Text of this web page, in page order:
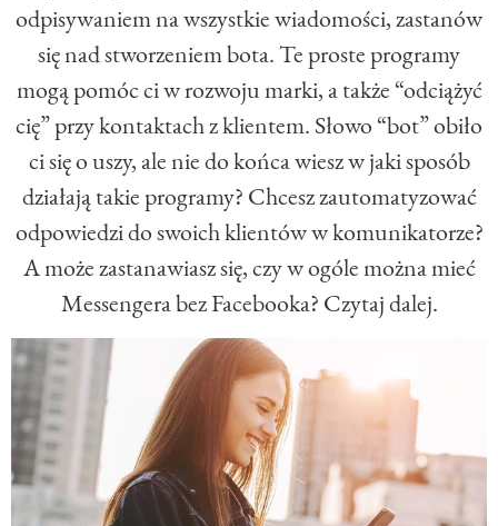
odpisywaniem na wszystkie wiadomości, zastanów
się nad stworzeniem bota. Te proste programy
mogą pomóc ci w rozwoju marki, a także “odciążyć
cię” przy kontaktach z klientem. Słowo “bot” obiło
ci się o uszy, ale nie do końca wiesz w jaki sposób
działają takie programy? Chcesz zautomatyzować
odpowiedzi do swoich klientów w komunikatorze?
A może zastanawiasz się, czy w ogóle można mieć
Messengera bez Facebooka? Czytaj dalej.